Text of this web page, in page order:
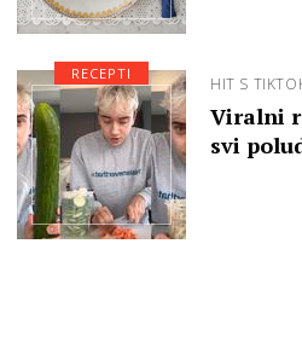
HIT S
Viralni
svi
RECEPTI